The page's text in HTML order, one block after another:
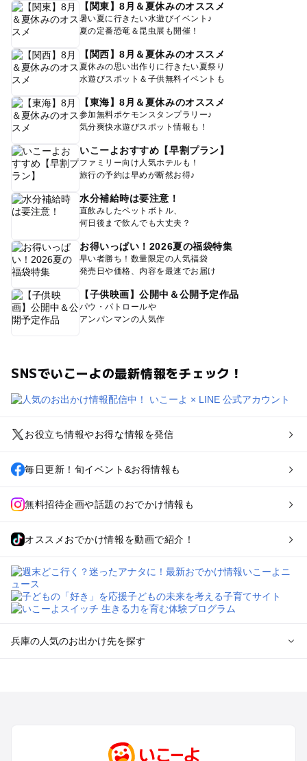
【関東】8月＆夏休みのオススメ
暑い夏に行きたい水遊びイベント♪
夏の定番恐竜＆昆虫展も開催！
【関西】8月＆夏休みのオススメ
夏休みの思い出作りに行きたい夏祭り
水遊びスポット＆子供無料イベントも
【東海】8月＆夏休みのオススメ
参加無料ポケモンスタンプラリー♪
気分爽快水遊びスポット情報も！
いこーよおすすめ【早割プラン】
ファミリー向け人気ホテルも！
旅行の予約は早めが断然お得♪
水分補給時は要注意！
直飲みしたペットボトル、
何日後まで飲んでも大丈夫？
お得いっぱい！2026夏の福袋特集
早い者勝ち！数量限定の人気福袋
発売日や価格、内容を最速でお届け
【子供映画】公開中＆公開予定作品
パウ・パトロールや
アンパンマンの人気作
SNSでいこーよの最新情報をチェック！
お役立ち情報やお得な情報を発信
毎日更新！旬イベント&お得情報も
無料招待企画や話題のおでかけ情報も
オススメおでかけ情報を動画で紹介！
兵庫の人気のお出かけ先を探す
淡路島のプールお出かけ